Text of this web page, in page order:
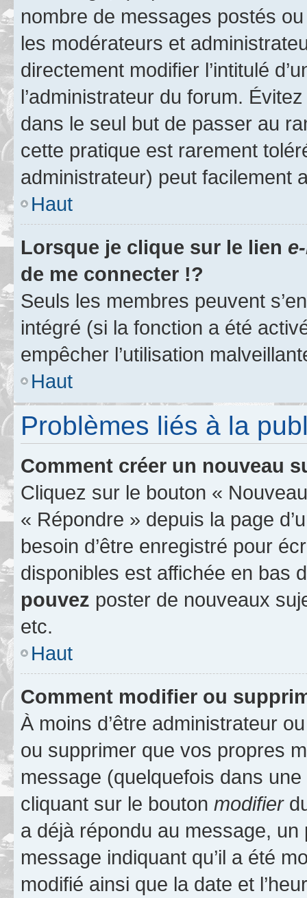
nombre de messages postés
les modérateurs et
directement modifier l’intitulé
l’administrateur du forum.
dans le seul but de passer au
cette pratique est rarement
administrateur) peut facilement
Haut
Lorsque je clique sur le lien
de me connecter !?
Seuls les membres peuvent
intégré (si la fonction a été
empêcher l’utilisation
Haut
Problèmes liés à la
Comment créer un nouveau
Cliquez sur le bouton «
« Répondre » depuis la page
besoin d’être enregistré pour
disponibles est affichée en bas
pouvez poster de nouveaux
etc.
Haut
Comment modifier ou
À moins d’être administrateur
ou supprimer que vos propres
message (quelquefois dans
cliquant sur le bouton modifier
a déjà répondu au message, un
message indiquant qu’il a été
modifié ainsi que la date et